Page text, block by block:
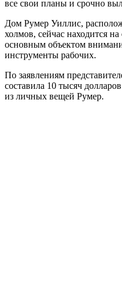
все свои планы и срочно
Дом Румер Уиллис,
холмов, сейчас находится
основным объектом
инструменты рабочих.
По заявлениям
составила 10 тысяч
из личных вещей Румер.